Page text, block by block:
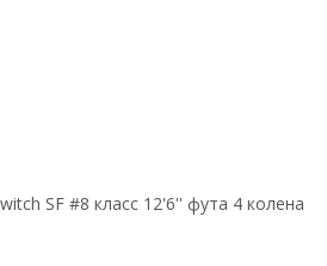
SF #8 класс 12'6'' фута 4 колена